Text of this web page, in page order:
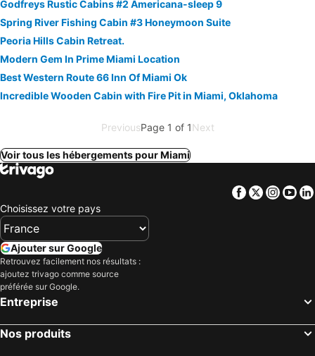
Godfreys Rustic Cabins #2 Americana-sleep 9
Spring River Fishing Cabin #3 Honeymoon Suite
Peoria Hills Cabin Retreat.
Modern Gem In Prime Miami Location
Best Western Route 66 Inn Of Miami Ok
Incredible Wooden Cabin with Fire Pit in Miami, Oklahoma
PreviousPage 1 of 1Next
Voir tous les hébergements pour Miami
Facebook
Twitter
Choisissez votre pays
Ajouter sur Google
Retrouvez facilement nos résultats :
ajoutez trivago comme source
préférée sur Google.
Entreprise
Nos produits